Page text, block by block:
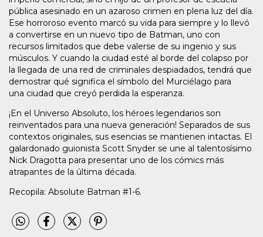
pública asesinado en un azaroso crimen en plena luz del día.
Ese horroroso evento marcó su vida para siempre y lo llevó
a convertirse en un nuevo tipo de Batman, uno con
recursos limitados que debe valerse de su ingenio y sus
músculos. Y cuando la ciudad esté al borde del colapso por
la llegada de una red de criminales despiadados, tendrá que
demostrar qué significa el símbolo del Murciélago para
una ciudad que creyó perdida la esperanza.
¡En el Universo Absoluto, los héroes legendarios son
reinventados para una nueva generación! Separados de sus
contextos originales, sus esencias se mantienen intactas. El
galardonado guionista Scott Snyder se une al talentosísimo
Nick Dragotta para presentar uno de los cómics más
atrapantes de la última década.
Recopila: Absolute Batman #1-6.